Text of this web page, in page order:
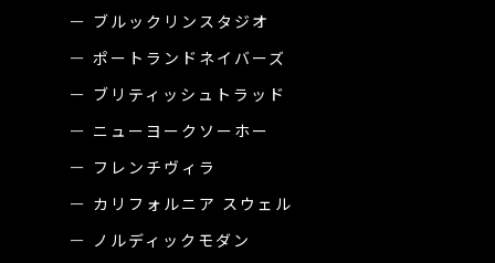
ブルックリンスタジオ
ポートランドネイバーズ
ブリティッシュトラッド
ニューヨークソーホー
フレンチヴィラ
カリフォルニア スウェル
ノルディックモダン